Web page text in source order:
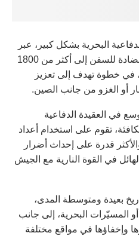
البحرية بشكل كبير، عبر
زيادة ترسانتها من الصواريخ المضادة للسفن إلى أكثر من 1800
صاروخ بحلول أوائل عام 2029، في خطوة تهدف إلى تعزيز
أو الغزو من جانب الصين.
في العقيدة الدفاعية
تقوم على استخدام أعداد
قدرة على إحداث أضرار
في القوة النارية مع الجيش
بعيدة ومتوسطة المدى،
المسيّرات البحرية، إلى جانب
وإخفاؤها في مواقع مختلفة